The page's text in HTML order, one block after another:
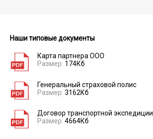
Наши типовые документы
Карта партнера ООО
Размер: 174Кб
Генеральный страховой полис
Размер: 3162Кб
Договор транспортной экспедиции
Размер: 4664Кб